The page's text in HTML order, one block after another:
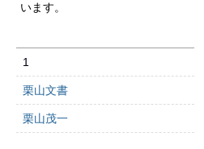
います。
1
栗山文書
栗山茂一